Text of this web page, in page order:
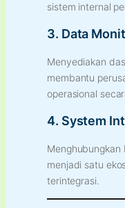
sistem internal
3. Data
Menyediakan
membantu
operasional
4. System
menjadi satu
terintegrasi.